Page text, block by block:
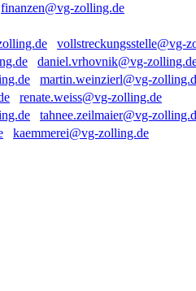
finanzen@vg-zolling.de
vollstreckungsstelle@vg-
daniel.vrhovnik@vg-
martin.weinzierl@vg-
renate.weiss@vg-zolling.de
tahnee.zeilmaier@vg-
kaemmerei@vg-zolling.de